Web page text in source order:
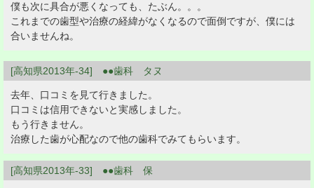
僕も次に具合が悪くなっても、たぶん。。。
これまでの歯型や治療の経緯がなくなるので面倒ですが、僕には
合いませんね。
[高知県2013年-34] ●●歯科 タヌ
去年、口コミを見て行きました。
口コミは信用できないと実感しました。
もう行きません。
治療した歯が心配なので他の歯科でみてもらいます。
[高知県2013年-33] ●●歯科 保